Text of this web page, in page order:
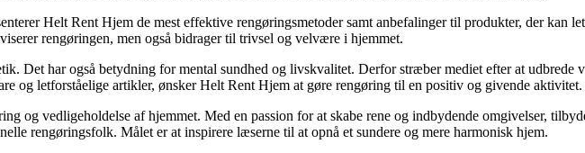
Helt Rent Hjem de mest effektive rengøringsmetoder samt anbefalinger til produkter, der kan
rengøringen, men også bidrager til trivsel og velvære i hjemmet.
Det har også betydning for mental sundhed og livskvalitet. Derfor stræber mediet efter at udbrede
og letforståelige artikler, ønsker Helt Rent Hjem at gøre rengøring til en positiv og givende aktivitet.
og vedligeholdelse af hjemmet. Med en passion for at skabe rene og indbydende omgivelser,
rengøringsfolk. Målet er at inspirere læserne til at opnå et sundere og mere harmonisk hjem.